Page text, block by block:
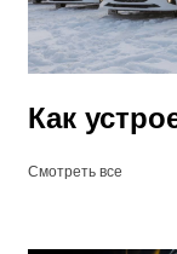
Как
Смотреть все